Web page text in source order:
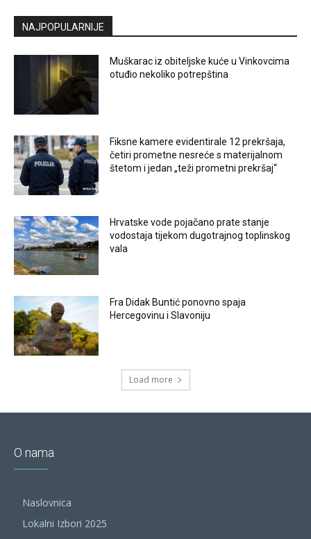
NAJPOPULARNIJE
Muškarac iz obiteljske kuće u Vinkovcima
otuđio nekoliko potrepština
Fiksne kamere evidentirale 12 prekršaja,
četiri prometne nesreće s materijalnom
štetom i jedan „teži prometni prekršaj“
Hrvatske vode pojačano prate stanje
vodostaja tijekom dugotrajnog toplinskog
vala
Fra Didak Buntić ponovno spaja
Hercegovinu i Slavoniju
Load more
O nama
Naslovnica
Lokalni Izbori 2025